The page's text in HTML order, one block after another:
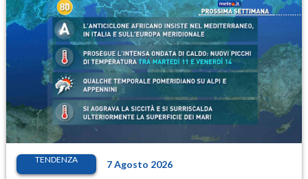
TENDENZA 7 Agosto 2026